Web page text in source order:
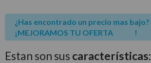
¿Has encontrado un precio mas bajo?
¡MEJORAMOS TU OFERTA
!
Estan son sus características: